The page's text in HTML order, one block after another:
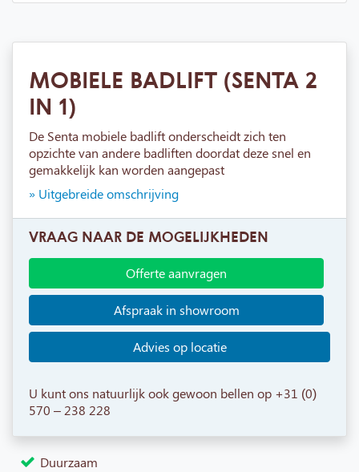
MOBIELE BADLIFT (SENTA 2
IN 1)
De Senta mobiele badlift onderscheidt zich ten
opzichte van andere badliften doordat deze snel en
gemakkelijk kan worden aangepast
» Uitgebreide omschrijving
VRAAG NAAR DE MOGELIJKHEDEN
Offerte aanvragen
Afspraak in showroom
Advies op locatie
U kunt ons natuurlijk ook gewoon bellen op +31 (0)
570 – 238 228
Duurzaam